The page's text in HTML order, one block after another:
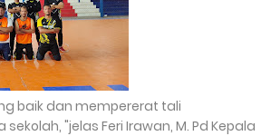
baik dan mempererat tali
"jelas Feri Irawan, M. Pd Kepala